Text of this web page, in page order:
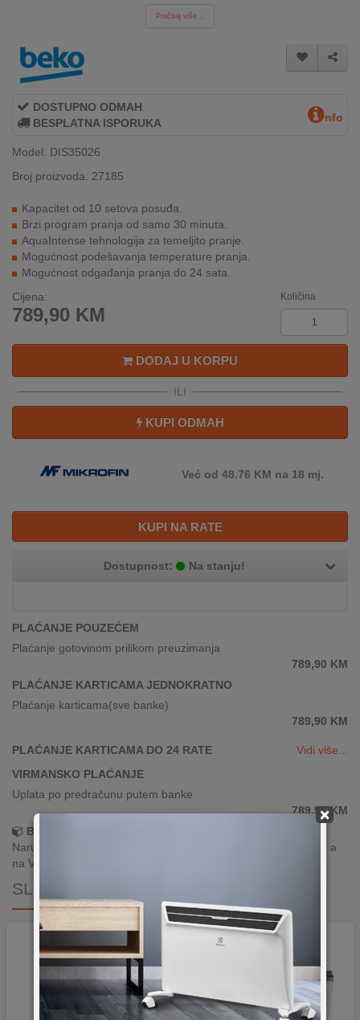
AKCIJE
U
KONTAKT
KUPOVINA
NA
RATE
REKLAMACIJA
O
NAMA
KUPITI?
KUPOVINA
DIGITALIS
×
Pročitaj više...
DOSTUPNO ODMAH
BESPLATNA ISPORUKA
nfo
Model: DIS35026
Broj proizvoda: 27185
Kapacitet od 10 setova posuđa.
Brzi program pranja od samo 30 minuta.
AquaIntense tehnologija za temeljito pranje.
Mogućnost podešavanja temperature pranja.
Mogućnost odgađanja pranja do 24 sata.
Cijena:
789,90 KM
Količina
DODAJ U KORPU
ILI
KUPI ODMAH
Već od 48.76 KM na 18 mj.
KUPI NA RATE
Dostupnost: Na stanju!
PLAĆANJE POUZEĆEM
Plaćanje gotovinom prilikom preuzimanja
789,90 KM
PLAĆANJE KARTICAMA JEDNOKRATNO
Plaćanje karticama(sve banke)
789,90 KM
PLAĆANJE KARTICAMA DO 24 RATE
Vidi više...
VIRMANSKO PLAĆANJE
Uplata po predračunu putem banke
789,90KM
Brza dostava!
Narudžbe zaprimljene radnim danima do 13h šaljemo isti dan, a
na Vašoj adresi paket je već za 24–48h.
SLIČNI PROIZVODI